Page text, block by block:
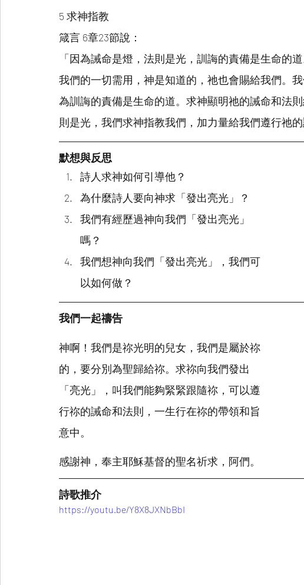
5 求神指教
箴言 6章23節說：
「因為誡命是燈，法則是光，訓誨的責備是生命的
我們的一切需用，神是知道的，祂也會賜給我們。
為訓誨的責備是生命的道。求神顯明祂的誡命和法
則是光，我們求神指教我們，加力量給我們遵行祂的
默想與反思
詩人求神如何引導他？
為什麼詩人要向神求「發出亮光」？
我們有經歷過神向我們「發出亮光」
嗎？
我們想神向我們「發出亮光」，我們可
以如何做？
我們一起禱告
神啊！我們是祢光明的兒女，我們是屬於祢
的，要分別為聖歸給祢。求祢向我們發出
「亮光」，叫我們能夠緊緊跟隨祢，可以遵
行祢的誡命和法則，一生行在祢的帶領和旨
意中。
感謝神，奉主耶穌基督的聖名祈求，阿們。
詩歌推介
https://youtu.be/Y8X8JXNbBbI